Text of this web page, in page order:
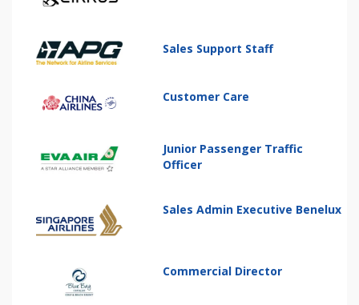
Sales Support Staff
Customer Care
Junior Passenger Traffic
Officer
Sales Admin Executive Benelux
Commercial Director